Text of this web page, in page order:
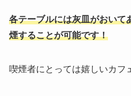
各テーブルには灰皿がおいて
煙することが可能です！
喫煙者にとっては嬉しいカフ